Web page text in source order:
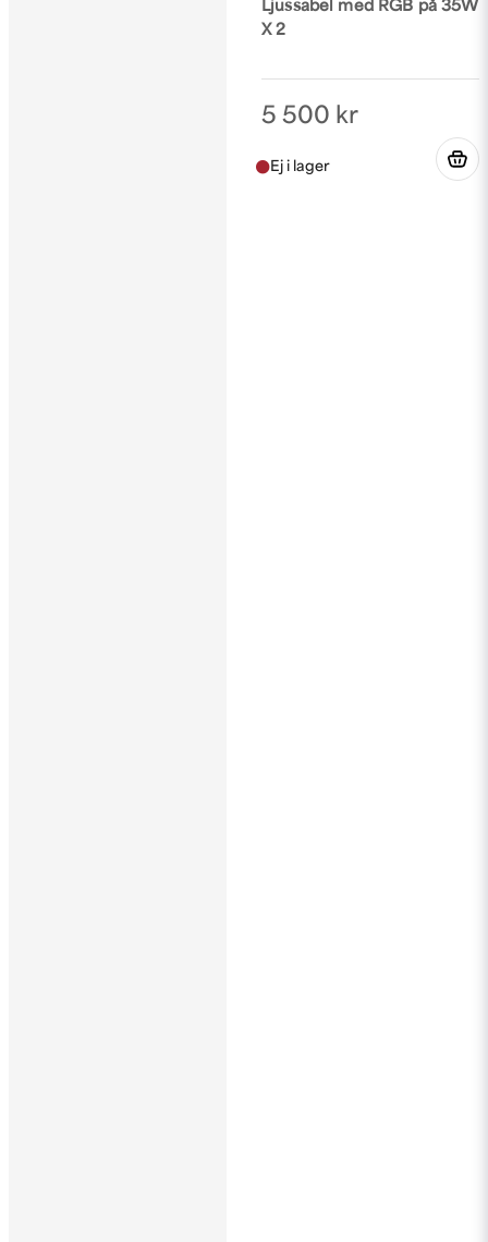
Ljussabel med RGB på 35W
X 2
5 500 kr